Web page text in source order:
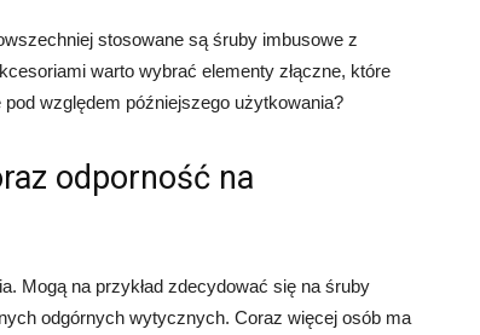
stosowane są śruby imbusowe z
warto wybrać elementy złączne, które
względem późniejszego użytkowania?
odporność na
Mogą na przykład zdecydować się na śruby
odgórnych wytycznych. Coraz więcej osób ma